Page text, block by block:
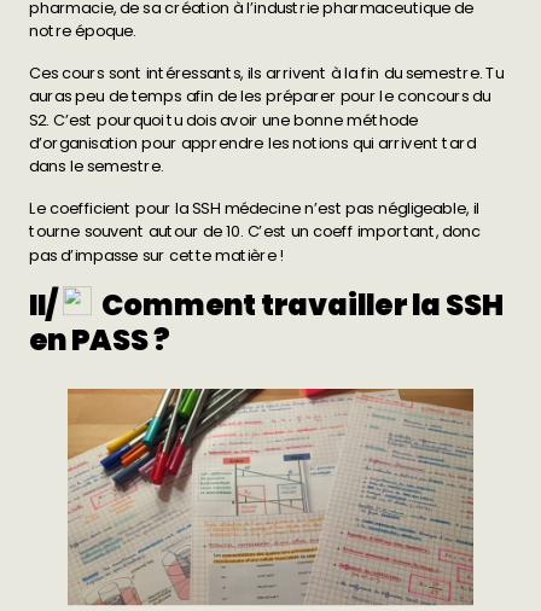
pharmacie, de sa création à l’industrie pharmaceutique de
notre époque.
Ces cours sont intéressants, ils arrivent à la fin du semestre. Tu
auras peu de temps afin de les préparer pour le concours du
S2. C’est pourquoi tu dois avoir une bonne méthode
d’organisation pour apprendre les notions qui arrivent tard
dans le semestre.
Le coefficient pour la SSH médecine n’est pas négligeable, il
tourne souvent autour de 10. C’est un coeff important, donc
pas d’impasse sur cette matière !
II/
Comment travailler la SSH
en PASS ?